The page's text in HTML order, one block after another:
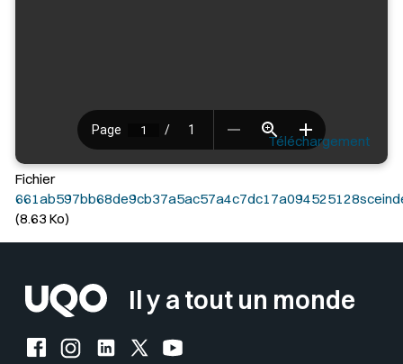
Téléchargement
Fichier
(8.63 Ko)
Il y a tout un monde
Facebook de l'UQO
Instagram de l'UQO
LinkedIn de l'UQO
X (Twitter) de l'UQO
YouTube de l'UQO